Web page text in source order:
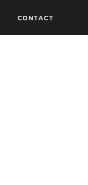
CONTACT